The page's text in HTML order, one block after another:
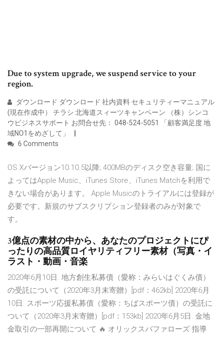
Due to system upgrade, we suspend service to your
region.
ダウンロード ダウンロード 社内資料 セキュリティーマニュアル
(現在作成中） チラシ 北海道スィーツキャンペーン （株）シンコ
ウビジネスサポート お問合せ先： 048-524-5051 「顧客満足度 地
域NO1をめざして」
6 Comments
OS Xバージョン10.10.5以降; 400MBのディスク空き容量; 国に
よってはApple Music、iTunes Store、iTunes Matchを利用で
きない場合があります。 Apple Musicのトライアルには登録が
必要です。新規のサブスクリプション登録者のみが対象で
す。
3億点の素材の中から、あなたのプロジェクトにぴ
ったりの高品質ロイヤリティフリー素材（写真・イ
ラスト・動画・音楽
2020年6月10日. 地方創生私募債（愛称：みらいはぐくみ債）
の受託について（2020年3月末寄贈）[pdf：462kb] 2020年6月
10日. スポーツ応援私募債（愛称：ちばスポーツ債）の受託に
ついて（2020年3月末寄贈）[pdf：153kb] 2020年6月5日. 金地
金取引の一部再開について 🔥 オリックスバファローズ 指導